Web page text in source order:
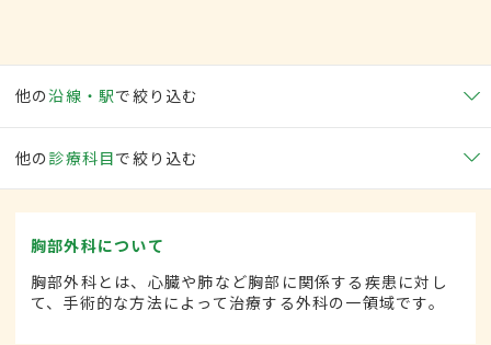
他の沿線・駅で絞り込む
他の 診療科目で絞り込む
胸部外科について
胸部外科とは、心臓や肺など胸部に関係する疾患に対し
て、手術的な方法によって治療する外科の一領域です。